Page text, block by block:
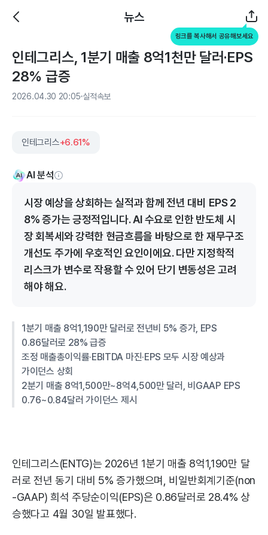
뉴스
링크를 복사해서 공유해보세요
인테그리스, 1분기 매출 8억1천만 달러·EPS
28% 급증
2026.04.30 20:05 실적속보
인테그리스+6.61%
AI 분석
시장 예상을 상회하는 실적과 함께 전년 대비 EPS 2
8% 증가는 긍정적입니다. AI 수요로 인한 반도체 시
장 회복세와 강력한 현금흐름을 바탕으로 한 재무구조
개선도 주가에 우호적인 요인이에요. 다만 지정학적
리스크가 변수로 작용할 수 있어 단기 변동성은 고려
해야 해요.
1분기 매출 8억1,190만 달러로 전년비 5% 증가, EPS
0.86달러로 28% 급증
조정 매출총이익률·EBITDA 마진·EPS 모두 시장 예상과
가이던스 상회
2분기 매출 8억1,500만~8억4,500만 달러, 비GAAP EPS
0.76~0.84달러 가이던스 제시
인테그리스(ENTG)는 2026년 1분기 매출 8억1,190만 달
러로 전년 동기 대비 5% 증가했으며, 비일반회계기준(non
-GAAP) 희석 주당순이익(EPS)은 0.86달러로 28.4% 상
승했다고 4월 30일 발표했다.